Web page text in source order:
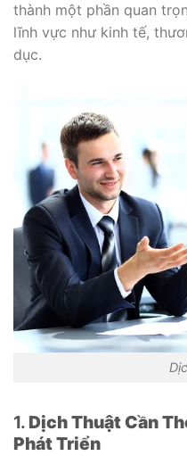
thành một phần quan
lĩnh vực như kinh tế,
dục.
1. Dịch Thuật Cần
Phát Triển